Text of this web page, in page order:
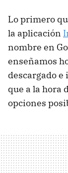
Lo primero
la aplicación
nombre en
enseñamos
descargado
que a la hora
opciones